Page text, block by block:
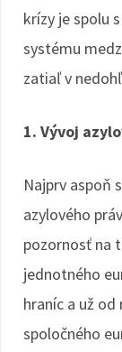
krízy je spolu
systému
zatiaľ v
1. Vývoj
Najprv aspoň
azylového
pozornosť na
jednotného
hraníc a už
spoločného